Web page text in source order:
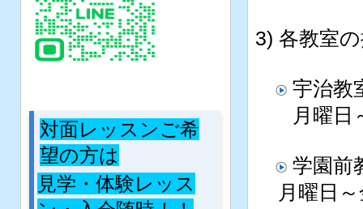
3) 各教室
宇治教
月曜日
学園前
月曜日～
対面レッスンご希
望の方は
見学・体験レッス